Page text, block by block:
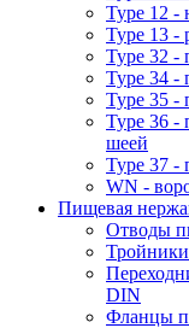
Type 12 -
Type 13 -
Type 32 -
Type 34 -
Type 35 -
Type 36 -
шеей
Type 37 -
WN -
Пищевая
Отводы
DIN
Фланцы